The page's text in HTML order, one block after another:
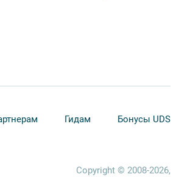
Гидам Бонусы UDS
Copyright © 2008-2026,